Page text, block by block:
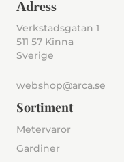
Adress
Verkstadsgatan 1
511 57 Kinna
Sverige
webshop@arca.se
Sortiment
Metervaror
Gardiner